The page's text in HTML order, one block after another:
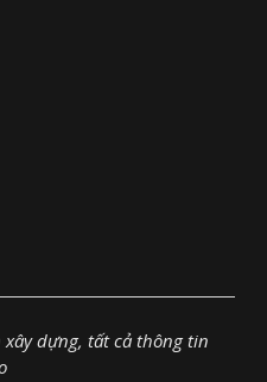
dựng, tất cả thông tin